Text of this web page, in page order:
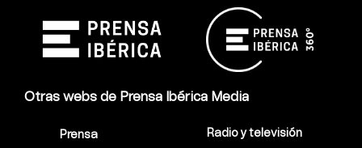
Otras webs de Prensa Ibérica Media
Prensa Radio y televisión